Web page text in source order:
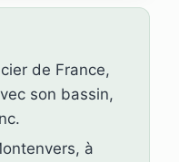
de France,
son bassin,
à